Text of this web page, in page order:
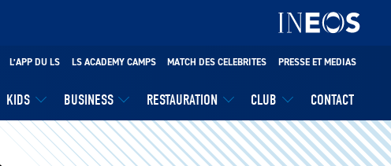
KIDS BUSINESS RESTAURATION CLUB CONTACT
L’APP DU LS LS ACADEMY CAMPS MATCH DES CELEBRITES PRESSE ET MEDIAS